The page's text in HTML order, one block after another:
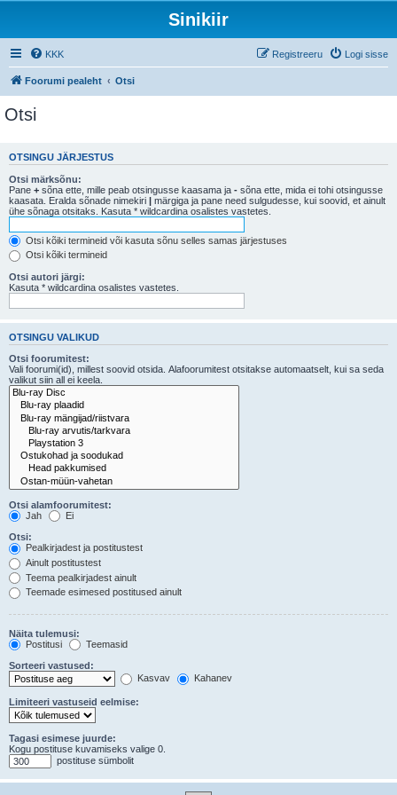
Sinikiir
KKK Logi sisse
Registreeru
Foorumi pealeht Otsi
Otsi
OTSINGU JÄRJESTUS
Otsi märksõnu:
Pane + sõna ette, mille peab otsingusse kaasama ja - sõna ette, mida ei tohi otsingusse
kaasata. Eralda sõnade nimekiri | märgiga ja pane need sulgudesse, kui soovid, et ainult
ühe sõnaga otsitaks. Kasuta * wildcardina osalistes vastetes.
Otsi kõiki termineid või kasuta sõnu selles samas järjestuses
Otsi kõiki termineid
Otsi autori järgi:
Kasuta * wildcardina osalistes vastetes.
OTSINGU VALIKUD
Otsi foorumitest:
Vali foorumi(id), millest soovid otsida. Alafoorumitest otsitakse automaatselt, kui sa seda
valikut siin all ei keela.
Otsi alamfoorumitest:
Jah
Ei
Otsi:
Pealkirjadest ja postitustest
Ainult postitustest
Teema pealkirjadest ainult
Teemade esimesed postitused ainult
Näita tulemusi:
Postitusi
Teemasid
Sorteeri vastused:
Kasvav
Kahanev
Limiteeri vastuseid eelmise:
Tagasi esimese juurde:
Kogu postituse kuvamiseks valige 0.
postituse sümbolit